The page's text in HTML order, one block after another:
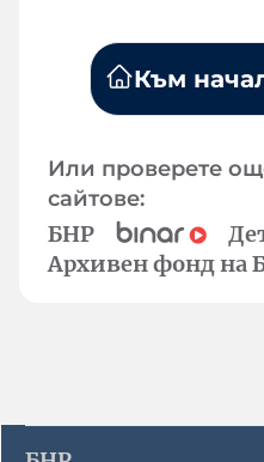
Към
Или проверете
сайтове:
БНР
Архивен фонд на